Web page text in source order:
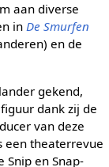
aan diverse
in De Smurfen
en de
gekend,
dank zij de
van deze
een theaterrevue
Snip en Snap-